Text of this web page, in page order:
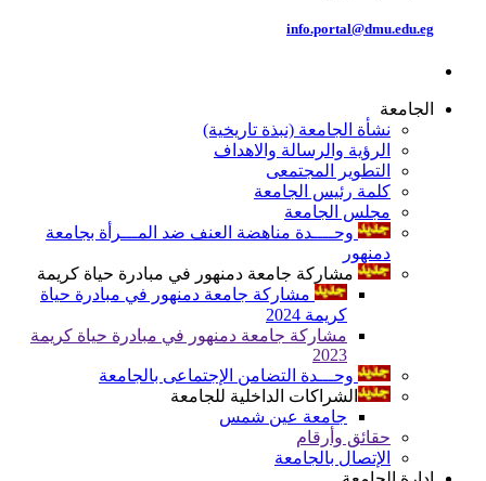
info.portal@dmu.edu.eg
الجامعة
نشأة الجامعة (نبذة تاريخية)
الرؤية والرسالة والاهداف
التطوير المجتمعى
كلمة رئيس الجامعة
مجلس الجامعة
وحــــدة مناهضة العنف ضد المـــرأة بجامعة
دمنهور
مشاركة جامعة دمنهور في مبادرة حياة كريمة
مشاركة جامعة دمنهور في مبادرة حياة
كريمة 2024
مشاركة جامعة دمنهور في مبادرة حياة كريمة
2023
وحـــدة التضامن الإجتماعى بالجامعة
الشراكات الداخلية للجامعة
جامعة عين شمس
حقائق وأرقام
الإتصال بالجامعة